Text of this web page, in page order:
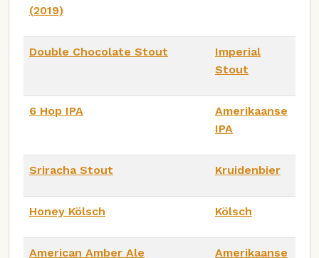
(2019)
Double Chocolate Stout
Imperial
Stout
6 Hop IPA
Amerikaanse
IPA
Sriracha Stout Kruidenbier
Honey Kölsch Kölsch
American Amber Ale Amerikaanse